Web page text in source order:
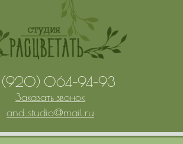
(920) 064-94-93
Заказать звонок
and_studio@mail.ru